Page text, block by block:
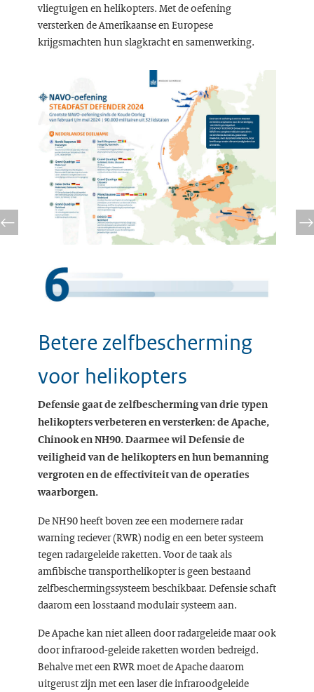
vliegtuigen en helikopters. Met de oefening
versterken de Amerikaanse en Europese
krijgsmachten hun slagkracht en samenwerking.
Betere zelfbescherming
voor helikopters
Defensie gaat de zelfbescherming van drie typen
helikopters verbeteren en versterken: de Apache,
Chinook en NH90. Daarmee wil Defensie de
veiligheid van de helikopters en hun bemanning
vergroten en de effectiviteit van de operaties
waarborgen.
De NH90 heeft boven zee een modernere radar
warning reciever (RWR) nodig en een beter systeem
tegen radargeleide raketten. Voor de taak als
amfibische transporthelikopter is geen bestaand
zelfbeschermingssysteem beschikbaar. Defensie schaft
daarom een losstaand modulair systeem aan.
De Apache kan niet alleen door radargeleide maar ook
door infrarood-geleide raketten worden bedreigd.
Behalve met een RWR moet de Apache daarom
uitgerust zijn met een laser die infraroodgeleide